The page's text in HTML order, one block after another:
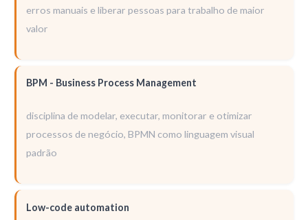
erros manuais e liberar pessoas para trabalho de maior
valor
BPM - Business Process Management
disciplina de modelar, executar, monitorar e otimizar
processos de negócio, BPMN como linguagem visual
padrão
Low-code automation